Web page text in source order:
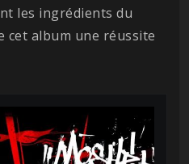
les ingrédients du
cet album une réussite